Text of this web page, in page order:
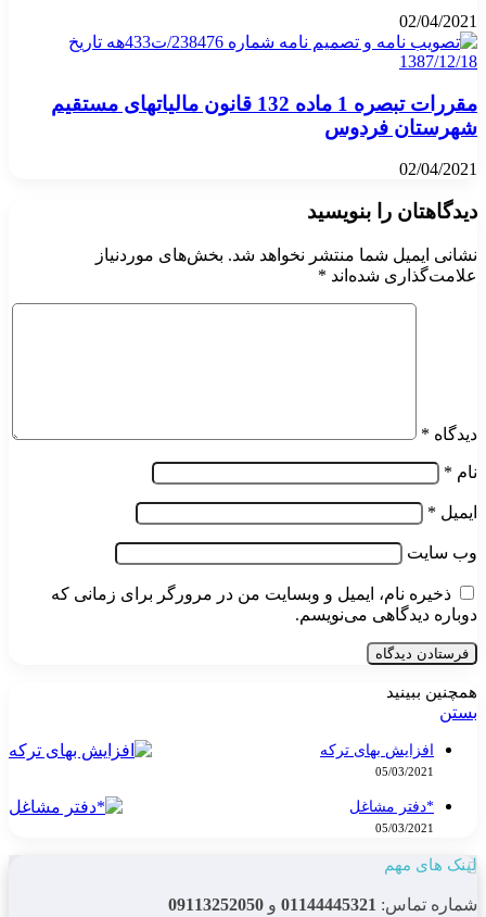
02/04/2021
مقررات تبصره 1 ماده 132 قانون مالیاتهای مستقیم
شهرستان فردوس
02/04/2021
دیدگاهتان را بنویسید
نشانی ایمیل شما منتشر نخواهد شد. بخش‌های موردنیاز
علامت‌گذاری شده‌اند *
دیدگاه *
نام *
ایمیل *
وب‌ سایت
ذخیره نام، ایمیل و وبسایت من در مرورگر برای زمانی که
دوباره دیدگاهی می‌نویسم.
همچنین ببینید
بستن
افزایش بهای ترکه
05/03/2021
*دفتر مشاغل
05/03/2021
لینک های مهم
شماره تماس: 01144445321 و 09113252050